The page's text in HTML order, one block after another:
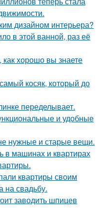
дизайном интерьера?
в этой ванной, раз её
хорошо вы знаете
косяк, который до
переделывает.
и удобные
нужные и старые вещи.
в машинах и квартирах
квартиры своим
на свадьбу.
заводить шпицев